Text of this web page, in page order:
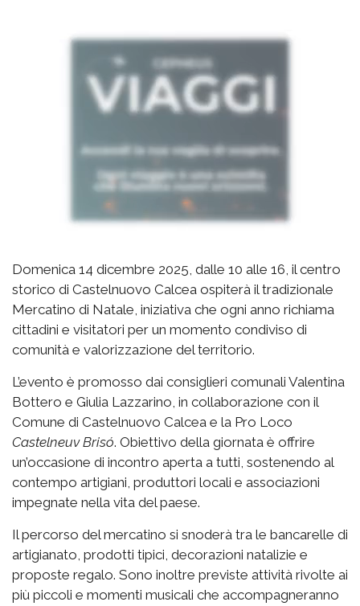
Domenica 14 dicembre 2025, dalle 10 alle 16, il centro
storico di Castelnuovo Calcea ospiterà il tradizionale
Mercatino di Natale, iniziativa che ogni anno richiama
cittadini e visitatori per un momento condiviso di
comunità e valorizzazione del territorio.
L’evento è promosso dai consiglieri comunali Valentina
Bottero e Giulia Lazzarino, in collaborazione con il
Comune di Castelnuovo Calcea e la Pro Loco
Castelneuv Brisó. Obiettivo della giornata è offrire
un’occasione di incontro aperta a tutti, sostenendo al
contempo artigiani, produttori locali e associazioni
impegnate nella vita del paese.
Il percorso del mercatino si snoderà tra le bancarelle di
artigianato, prodotti tipici, decorazioni natalizie e
proposte regalo. Sono inoltre previste attività rivolte ai
più piccoli e momenti musicali che accompagneranno